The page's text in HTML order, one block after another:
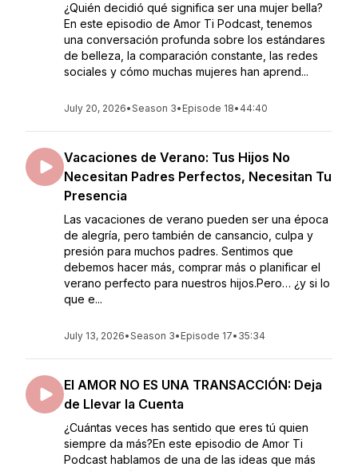
¿Quién decidió qué significa ser una mujer bella?
En este episodio de Amor Ti Podcast, tenemos
una conversación profunda sobre los estándares
de belleza, la comparación constante, las redes
sociales y cómo muchas mujeres han aprend...
July 20, 2026•Season 3• Episode 18• 44:40
Vacaciones de Verano: Tus Hijos No
Necesitan Padres Perfectos, Necesitan Tu
Presencia
Las vacaciones de verano pueden ser una época
de alegría, pero también de cansancio, culpa y
presión para muchos padres. Sentimos que
debemos hacer más, comprar más o planificar el
verano perfecto para nuestros hijos.Pero… ¿y si lo
que e...
July 13, 2026•Season 3• Episode 17• 35:34
El AMOR NO ES UNA TRANSACCIÓN: Deja
de Llevar la Cuenta
¿Cuántas veces has sentido que eres tú quien
siempre da más?En este episodio de Amor Ti
Podcast hablamos de una de las ideas que más